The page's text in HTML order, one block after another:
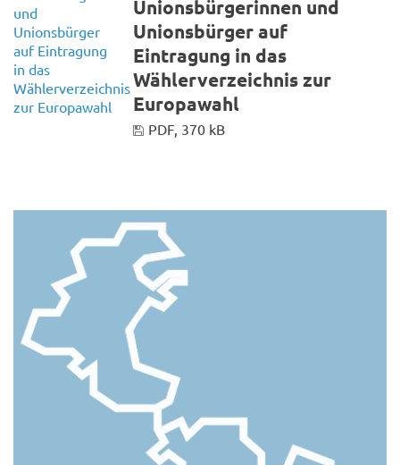
Unionsbürgerinnen und
Unionsbürger auf
Eintragung in das
Wählerverzeichnis zur
Europawahl
PDF, 370 kB